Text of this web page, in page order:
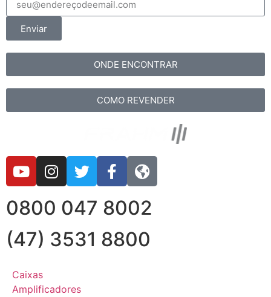
Enviar
ONDE ENCONTRAR
COMO REVENDER
0800 047 8002
(47) 3531 8800
Caixas
Amplificadores